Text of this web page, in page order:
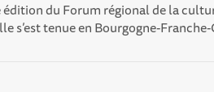
édition du Forum régional de la
s’est tenue en Bourgogne-